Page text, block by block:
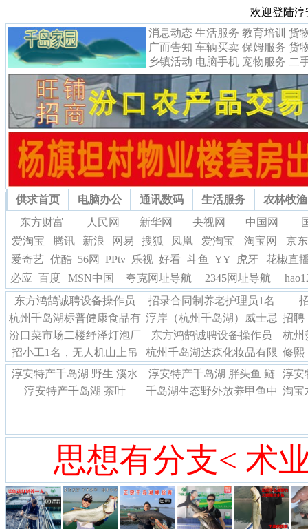
欢迎登陆
消息动态 生活服务 教育培训 货
广而告知 车辆买卖 保姆服务 货
乡镇活动 电脑手机 宠物服务 二
供求首页 电脑办公 通讯数码 生活服务
农林牧渔
东方财富
人民网 新华网 央视网 中国网
爱淘宝
腾讯 新浪 网易 搜狐 凤凰 爱淘宝 淘宝网
京东
爱奇艺 优酷 56网 PPtv 乐视 好看 斗鱼 YY 虎牙
花椒直
必应 百度 MSN中国 夸克网址导航 2345网址导航
东方鸿鹄诚聘设备操作员
（10名）
招录合同制养老护理员1名
杭州千岛湖标普健康食品有
限公司诚聘
淳岸（杭州千岛湖）威士忌
酿造有限公司招聘
招聘
容
汾口菜市场二楼纾泽灯泡厂
招聘临时工
东方鸿鹄诚聘设备操作员
（10名）
杭州
招小工1名，无人机山上吊
毛竹绑绳，地址在新登
杭州千岛湖达森化妆品有限
公司招聘网络运营，平面设
计
修熙
淳安特产千岛湖 野生 溪水
鱼干
淳安特产千岛湖 胖头鱼 鲢
鱼
淳安
淳安特产千岛湖 茶叶
千岛湖生态野外放养甲鱼中 淘宝
思想有分支< 术